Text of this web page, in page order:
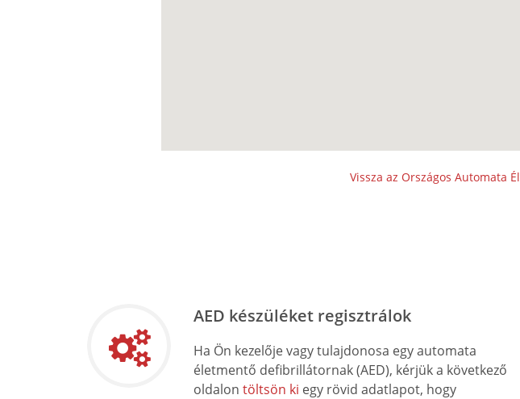
Vissza az Országos Automata
AED készüléket regisztrálok
Ha Ön kezelője vagy tulajdonosa egy automata
életmentő defibrillátornak (AED), kérjük a következő
oldalon töltsön ki egy rövid adatlapot, hogy